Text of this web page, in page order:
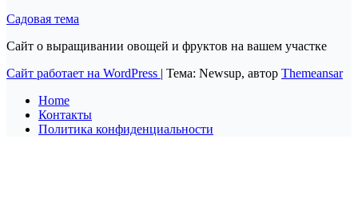
Садовая тема
Сайт о выращивании овощей и фруктов на вашем участке
Сайт работает на WordPress | Тема: Newsup, автор Themeansar
Home
Контакты
Политика конфиденциальности